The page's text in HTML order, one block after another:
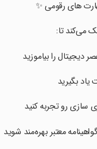
های رقومی ✨
می‌کند تا:
را بیاموزید
بگیرید
رو تجربه کنید
معتبر بهره‌مند شوید